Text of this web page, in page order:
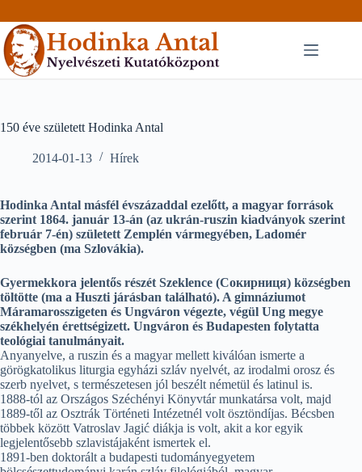
to
content
150 éve született Hodinka Antal
2014-01-13 Hírek
Hodinka Antal másfél évszázaddal ezelőtt, a magyar források
szerint 1864. január 13-án (az ukrán-ruszin kiadványok szerint
február 7-én) született Zemplén vármegyében, Ladomér
községben (ma Szlovákia).
Gyermekkora jelentős részét Szeklence (Сокирниця) községben
töltötte (ma a Huszti járásban található). A gimnáziumot
Máramarosszigeten és Ungváron végezte, végül Ung megye
székhelyén érettségizett. Ungváron és Budapesten folytatta
teológiai tanulmányait.
Anyanyelve, a ruszin és a magyar mellett kiválóan ismerte a
görögkatolikus liturgia egyházi szláv nyelvét, az irodalmi orosz és
szerb nyelvet, s természetesen jól beszélt németül és latinul is.
1888-tól az Országos Széchényi Könyvtár munkatársa volt, majd
1889-től az Osztrák Történeti Intézetnél volt ösztöndíjas. Bécsben
többek között Vatroslav Jagić diákja is volt, akit a kor egyik
legjelentősebb szlavistájaként ismertek el.
1891-ben doktorált a budapesti tudományegyetem